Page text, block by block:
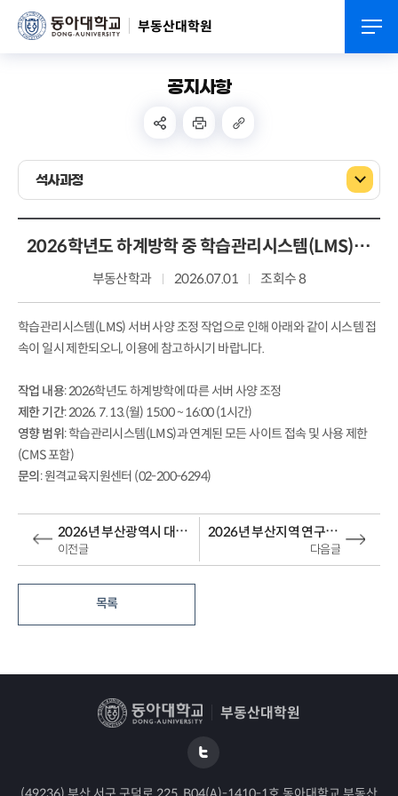
부동산대학원
공지사항
석사과정
2026학년도 하계방학 중 학습관리시스템(LMS) 접속 제한 안내
부동산학과 2026.07.01 조회수 8
학습관리시스템(LMS) 서버 사양 조정 작업으로 인해 아래와 같이 시스템 접
속이 일시 제한되오니, 이용에 참고하시기 바랍니다.
작업 내용: 2026학년도 하계방학에 따른 서버 사양 조정
제한 기간: 2026. 7. 13.(월) 15:00 ~ 16:00 (1시간)
영향 범위: 학습관리시스템(LMS)과 연계된 모든 사이트 접속 및 사용 제한
(CMS 포함)
문의: 원격교육지원센터 (02-200-6294)
이전글
2026년 부산광역시 대학(원)생 학자금대출 이자지원 사업 안내
다음글
2026년 부산지역 연구개발 우수성과 선정 공고
목록
부동산대학원